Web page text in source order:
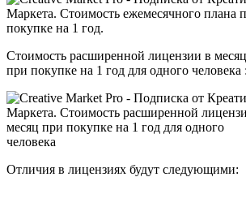
Стоимость расширенной лицензии в месяц
при покупке на 1 год для одного человека :
Отличия в лицензиях будут следующими: